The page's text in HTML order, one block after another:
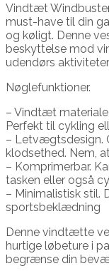
Vindtæt
must-have til din
og køligt. Denne
beskyttelse mod
udendørs aktiviteter.
Nøglefunktioner.
– Vindtæt
Perfekt til cykling
– Letvægtsdesign.
klodsethed. Nem,
– Komprimerbar.
tasken eller også
– Minimalistisk stil.
sportsbeklædning
Denne vindtætte
hurtige løbeture i
begrænse din